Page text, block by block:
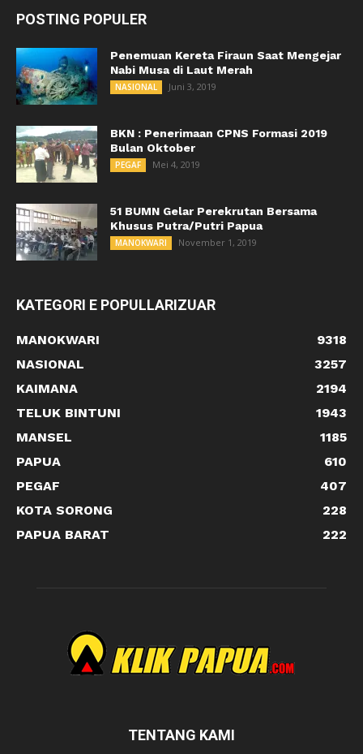
POSTING POPULER
Penemuan Kereta Firaun Saat Mengejar
Nabi Musa di Laut Merah
NASIONAL Juni 3, 2019
BKN : Penerimaan CPNS Formasi 2019
Bulan Oktober
PEGAF Mei 4, 2019
51 BUMN Gelar Perekrutan Bersama
Khusus Putra/Putri Papua
MANOKWARI November 1, 2019
KATEGORI E POPULLARIZUAR
MANOKWARI
9318
NASIONAL
3257
KAIMANA
2194
TELUK BINTUNI
1943
MANSEL
1185
PAPUA
610
PEGAF
407
KOTA SORONG
228
PAPUA BARAT
222
TENTANG KAMI